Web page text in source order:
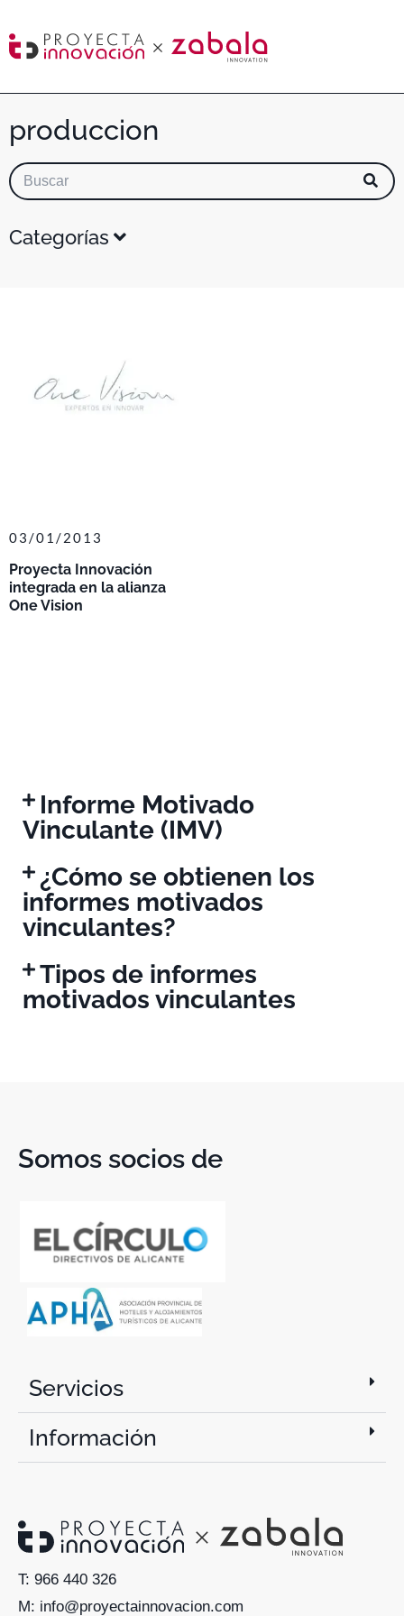
produccion
Categorías
Proyecta Innovación
integrada en la alianza
One Vision
03/01/2013
Informe Motivado
Vinculante (IMV)
¿Cómo se obtienen los
informes motivados
vinculantes?
Tipos de informes
motivados vinculantes
Somos socios de
Servicios
Información
T: 966 440 326
M: info@proyectainnovacion.com